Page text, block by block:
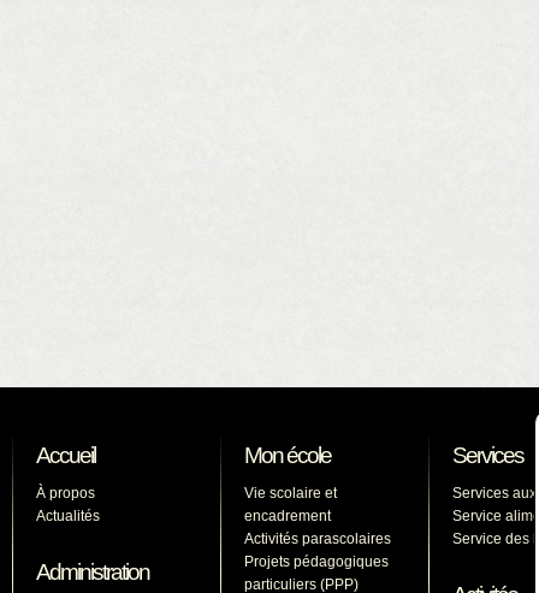
Accueil
À propos
Actualités
Administration
Mon école
Vie scolaire et
encadrement
Activités parascolaires
Projets pédagogiques
particuliers (PPP)
Services
Services
Service
Service des